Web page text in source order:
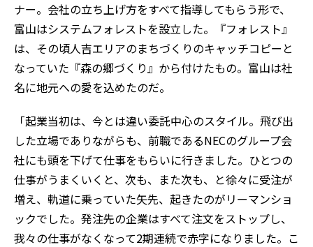
ナー。会社の立ち上げ方をすべて指導してもらう形で、
富山はシステムフォレストを設立した。『フォレスト』
は、その頃人吉エリアのまちづくりのキャッチコピーと
なっていた『森の郷づくり』から付けたもの。富山は社
名に地元への愛を込めたのだ。
「起業当初は、今とは違い委託中心のスタイル。飛び出
した立場でありながらも、前職であるNECのグループ会
社にも頭を下げて仕事をもらいに行きました。ひとつの
仕事がうまくいくと、次も、また次も、と徐々に受注が
増え、軌道に乗っていた矢先、起きたのがリーマンショ
ックでした。発注先の企業はすべて注文をストップし、
我々の仕事がなくなって2期連続で赤字になりました。こ